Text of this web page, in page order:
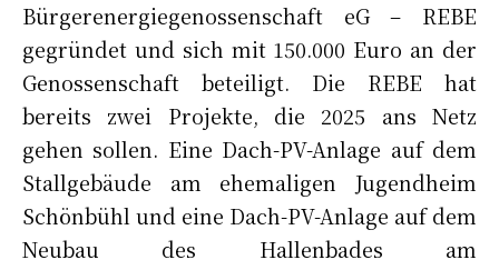
Bürgerenergiegenossenschaft eG – REBE
gegründet und sich mit 150.000 Euro an der
Genossenschaft beteiligt. Die REBE hat
bereits zwei Projekte, die 2025 ans Netz
gehen sollen. Eine Dach-PV-Anlage auf dem
Stallgebäude am ehemaligen Jugendheim
Schönbühl und eine Dach-PV-Anlage auf dem
Neubau des Hallenbades am